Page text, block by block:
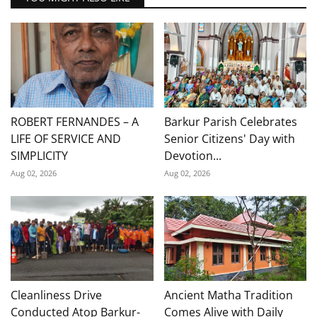
ROBERT FERNANDES – A
LIFE OF SERVICE AND
SIMPLICITY
Aug 02, 2026
Barkur Parish Celebrates
Senior Citizens' Day with
Devotion...
Aug 02, 2026
Cleanliness Drive
Conducted Atop Barkur-
Ancient Matha Tradition
Comes Alive with Daily